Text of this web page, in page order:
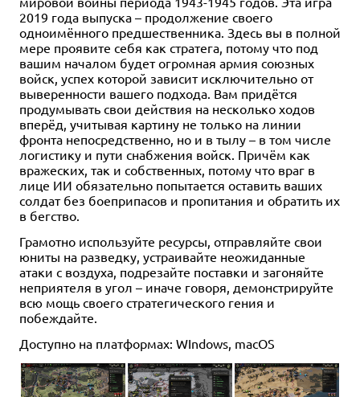
2019 года выпуска – продолжение своего
одноимённого предшественника. Здесь вы в полной
мере проявите себя как стратега, потому что под
вашим началом будет огромная армия союзных
войск, успех которой зависит исключительно от
выверенности вашего подхода. Вам придётся
продумывать свои действия на несколько ходов
вперёд, учитывая картину не только на линии
фронта непосредственно, но и в тылу – в том числе
логистику и пути снабжения войск. Причём как
вражеских, так и собственных, потому что враг в
лице ИИ обязательно попытается оставить ваших
солдат без боеприпасов и пропитания и обратить их
в бегство.
Грамотно используйте ресурсы, отправляйте свои
юниты на разведку, устраивайте неожиданные
атаки с воздуха, подрезайте поставки и загоняйте
неприятеля в угол – иначе говоря, демонстрируйте
всю мощь своего стратегического гения и
побеждайте.
Доступно на платформах: WIndows, macOS